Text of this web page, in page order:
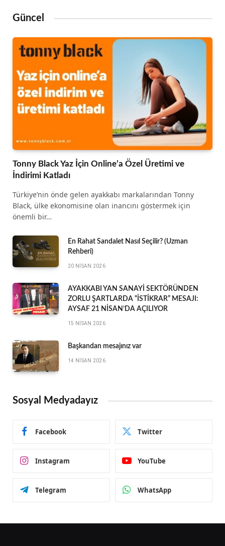
Güncel
Tonny Black Yaz İçin Online’a Özel Üretimi ve
İndirimi Katladı
Türkiye’nin önde gelen ayakkabı markalarından Tonny
Black, ülke ekonomisine olan inancını göstermek için
önemli bir…
En Rahat Sandalet Nasıl Seçilir? (Uzman
Rehberi)
20 NISAN 2026
AYAKKABI YAN SANAYİ SEKTÖRÜNDEN
ZORLU ŞARTLARDA “İSTİKRAR” MESAJI:
AYSAF 21 NİSAN’DA AÇILIYOR
15 NISAN 2026
Başkandan mesajınız var
14 NISAN 2026
Sosyal Medyadayız
Facebook Twitter
Instagram YouTube
Telegram WhatsApp